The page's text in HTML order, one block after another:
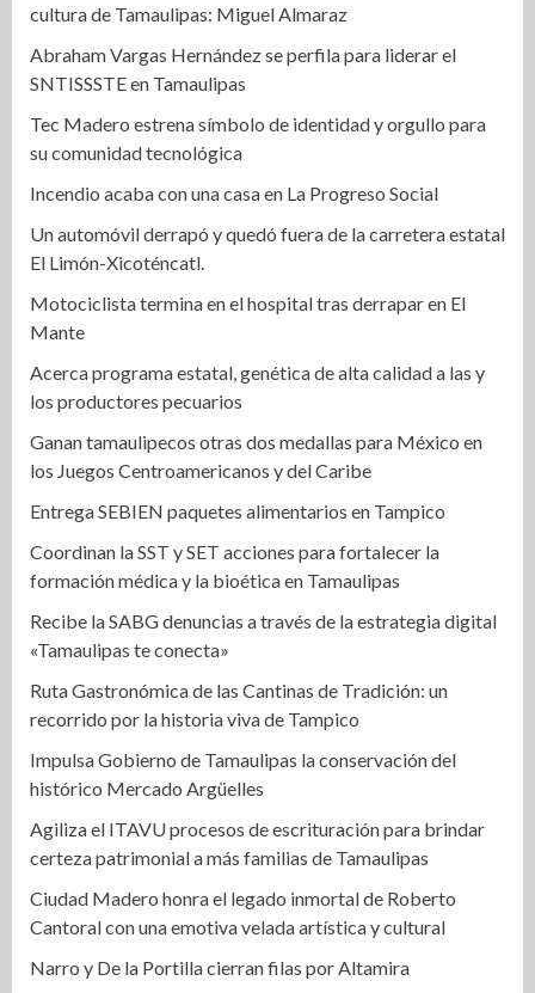
cultura de Tamaulipas: Miguel Almaraz
Abraham Vargas Hernández se perfila para liderar el
SNTISSSTE en Tamaulipas
Tec Madero estrena símbolo de identidad y orgullo para
su comunidad tecnológica
Incendio acaba con una casa en La Progreso Social
Un automóvil derrapó y quedó fuera de la carretera estatal
El Limón-Xicoténcatl.
Motociclista termina en el hospital tras derrapar en El
Mante
Acerca programa estatal, genética de alta calidad a las y
los productores pecuarios
Ganan tamaulipecos otras dos medallas para México en
los Juegos Centroamericanos y del Caribe
Entrega SEBIEN paquetes alimentarios en Tampico
Coordinan la SST y SET acciones para fortalecer la
formación médica y la bioética en Tamaulipas
Recibe la SABG denuncias a través de la estrategia digital
«Tamaulipas te conecta»
Ruta Gastronómica de las Cantinas de Tradición: un
recorrido por la historia viva de Tampico
Impulsa Gobierno de Tamaulipas la conservación del
histórico Mercado Argüelles
Agiliza el ITAVU procesos de escrituración para brindar
certeza patrimonial a más familias de Tamaulipas
Ciudad Madero honra el legado inmortal de Roberto
Cantoral con una emotiva velada artística y cultural
Narro y De la Portilla cierran filas por Altamira